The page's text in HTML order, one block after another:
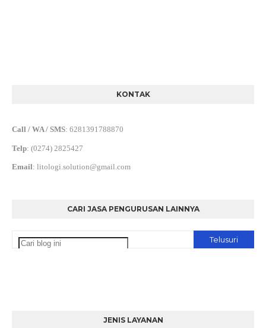
KONTAK
Call / WA / SMS: 6281391788870
Telp: (0274) 2825427
Email: litologi.solution@gmail.com
CARI JASA PENGURUSAN LAINNYA
JENIS LAYANAN